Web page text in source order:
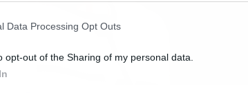
Data Processing Opt Outs
opt-out of the Sharing of my personal data.